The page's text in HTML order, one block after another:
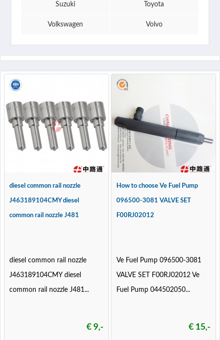
Suzuki Toyota
Volkswagen Volvo
diesel common rail nozzle
J463189104CMY diesel
common rail nozzle J481
diesel common rail nozzle
J463189104CMY diesel
common rail nozzle J481...
€ 9,-
How to choose Ve Fuel Pump
096500-3081 VALVE SET
F00RJ02012
Ve Fuel Pump 096500-3081
VALVE SET F00RJ02012 Ve
Fuel Pump 044502050...
€ 15,-